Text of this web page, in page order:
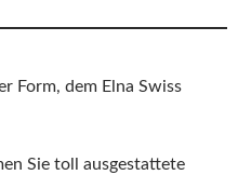
Form, dem Elna Swiss
Sie toll ausgestattete